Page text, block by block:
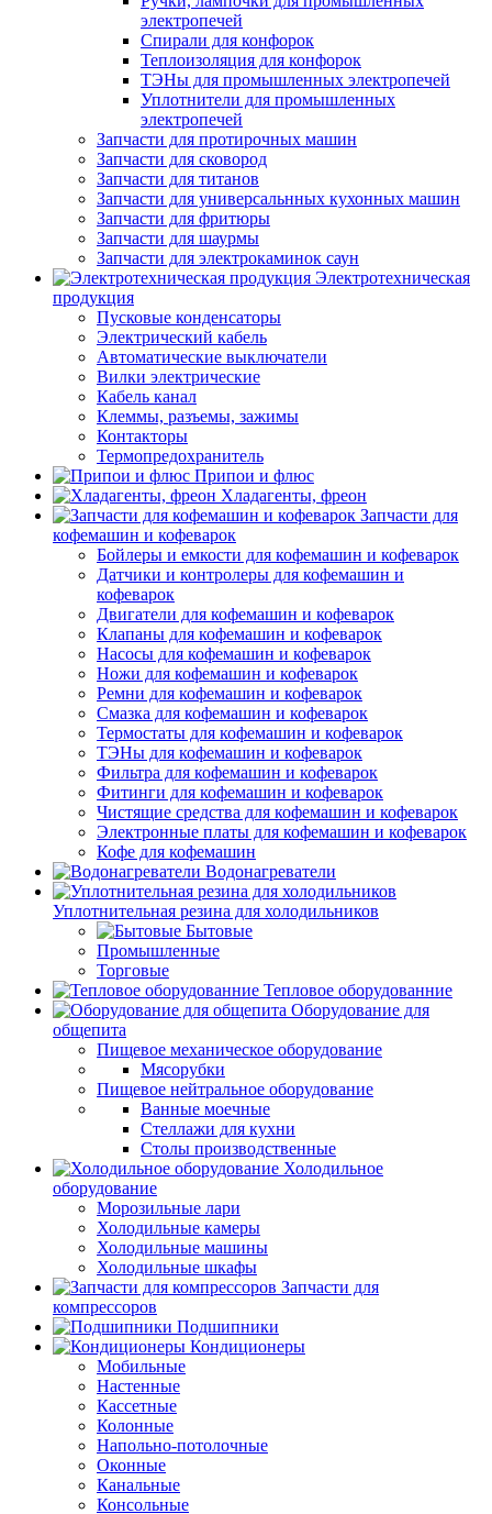
электропечей
Спирали для конфорок
Теплоизоляция для конфорок
ТЭНы для промышленных электропечей
Уплотнители для промышленных
электропечей
Запчасти для протирочных машин
Запчасти для сковород
Запчасти для титанов
Запчасти для универсальнных кухонных машин
Запчасти для фритюры
Запчасти для шаурмы
Запчасти для электрокаминок саун
Электротехническая
продукция
Пусковые конденсаторы
Электрический кабель
Автоматические выключатели
Вилки электрические
Кабель канал
Клеммы, разъемы, зажимы
Контакторы
Термопредохранитель
Припои и флюс
Хладагенты, фреон
Запчасти для
кофемашин и кофеварок
Бойлеры и емкости для кофемашин и кофеварок
Датчики и контролеры для кофемашин и
кофеварок
Двигатели для кофемашин и кофеварок
Клапаны для кофемашин и кофеварок
Насосы для кофемашин и кофеварок
Ножи для кофемашин и кофеварок
Ремни для кофемашин и кофеварок
Смазка для кофемашин и кофеварок
Термостаты для кофемашин и кофеварок
ТЭНы для кофемашин и кофеварок
Фильтра для кофемашин и кофеварок
Фитинги для кофемашин и кофеварок
Чистящие средства для кофемашин и кофеварок
Электронные платы для кофемашин и кофеварок
Кофе для кофемашин
Водонагреватели
Уплотнительная резина для холодильников
Бытовые
Промышленные
Торговые
Тепловое оборудованние
Оборудование для
общепита
Пищевое механическое оборудование
Мясорубки
Пищевое нейтральное оборудование
Ванные моечные
Стеллажи для кухни
Столы производственные
Холодильное
оборудование
Морозильные лари
Холодильные камеры
Холодильные машины
Холодильные шкафы
Запчасти для
компрессоров
Подшипники
Кондиционеры
Мобильные
Настенные
Кассетные
Колонные
Напольно-потолочные
Оконные
Канальные
Консольные